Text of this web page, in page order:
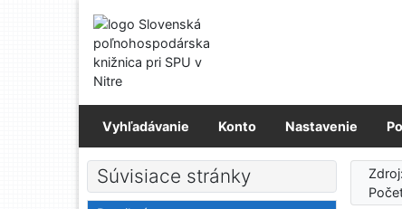
Prejsť na menu
Prehlásenie o webovej prístupnosti
Vyhľadávanie Konto Nastavenie
Súvisiace stránky